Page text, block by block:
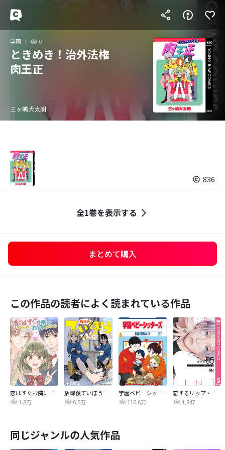
学園 0
ときめき！治外法権
肉王正
三ヶ嶋犬太朗
836
全1巻を表示する
まとめて購入
この作品の読者によく読まれている作品
恋はすぐお隣に【タテヨミ】
1.8万
放課後ていぼう日誌
6.5万
学園ベビーシッターズ
116.6万
恋するリップ・ティント
4,847
同じジャンルの人気作品